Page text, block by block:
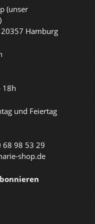
(unser
Hamburg
18h
und Feiertag
68 98 53 29
shop.de